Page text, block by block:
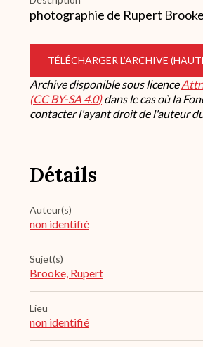
photographie de Rupert
TÉLÉCHARGER L’ARCHIVE
Archive disponible sous licence
(CC BY-SA 4.0)dans le cas où la
contacter l'ayant droit de l'auteur
Détails
Auteur(s)
non identifié
Sujet(s)
Brooke, Rupert
Lieu
non identifié